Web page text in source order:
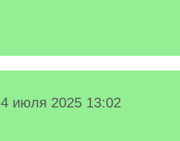
4 июля 2025 13:02